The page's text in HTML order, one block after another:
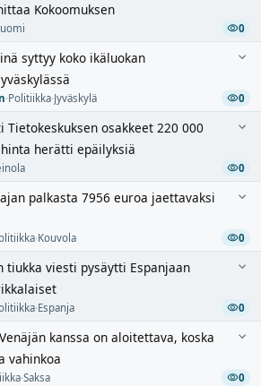
Kokoomuksen
0
syttyy koko ikäluokan
·Politiikka·Jyväskylä 0
osakkeet 220 000
herätti epäilyksiä
0
palkasta 7956 euroa jaettavaksi
·Kouvola 0
tiukka viesti pysäytti Espanjaan
·Espanja 0
kanssa on aloitettava, koska
vahinkoa
·Saksa 0